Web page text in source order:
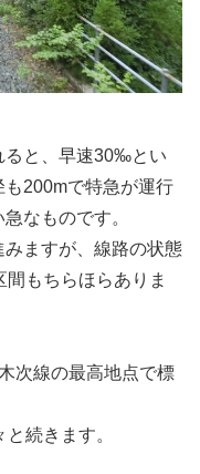
ると、早速30‰とい
200mで特急が運行
なものです。
みますが、線路の状態
もちらほらありま
次線の最高地点で標
続きます。